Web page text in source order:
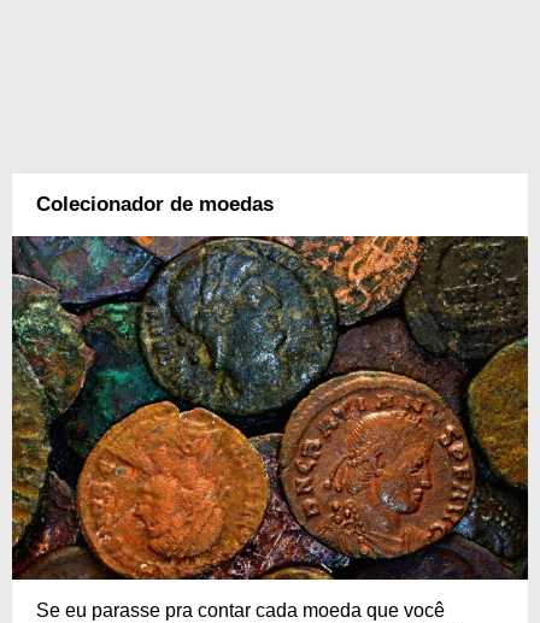
Colecionador de moedas
Se eu parasse pra contar cada moeda que você